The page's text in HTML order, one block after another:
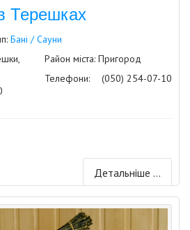
Терешках
Бані / Сауни
Район міста: Пригород
Телефони:
(050) 254-07-10
Детальніше ...